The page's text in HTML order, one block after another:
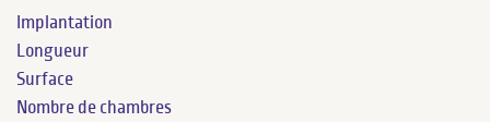
Implantation
Longueur
Surface
Nombre de chambres